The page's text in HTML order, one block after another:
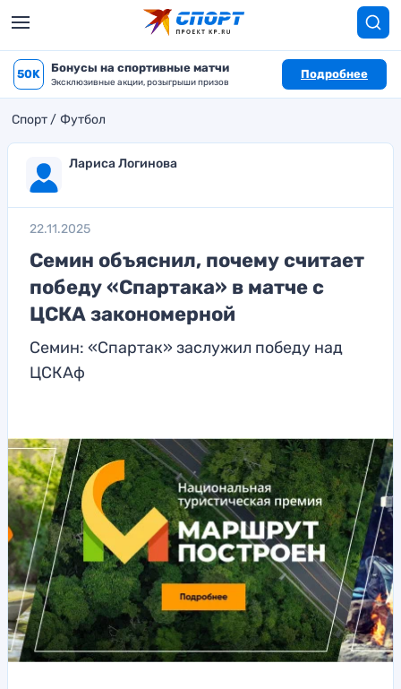
50K Бонусы на спортивные матчи
Эксклюзивные акции, розыгрыши призов
Подробнее
Спорт Футбол
Лариса Логинова
22.11.2025
Семин объяснил, почему считает
победу «Спартака» в матче с
ЦСКА закономерной
Семин: «Спартак» заслужил победу над
ЦСКАф